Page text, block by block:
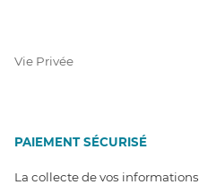
Vie Privée
PAIEMENT SÉCURISÉ
La collecte de vos